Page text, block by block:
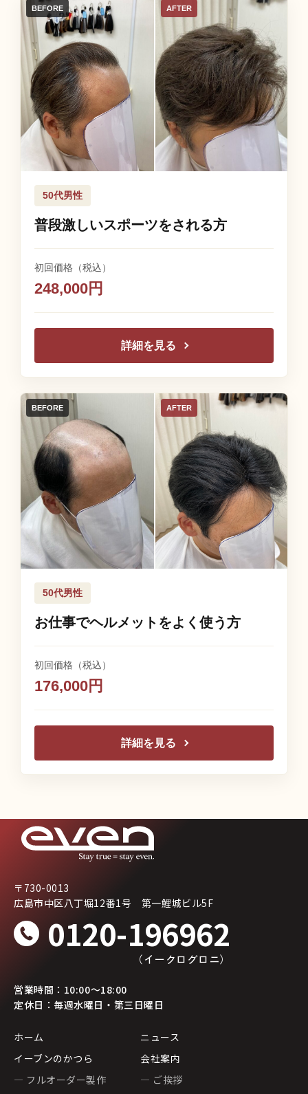
BEFORE AFTER
50代男性
普段激しいスポーツをされる方
初回価格（税込）
248,000円
詳細を見る
BEFORE AFTER
50代男性
お仕事でヘルメットをよく使う方
初回価格（税込）
176,000円
詳細を見る
〒730-0013
広島市中区八丁堀12番1号 第一鯉城ビル5F
0120-196962
（イークログロニ）
営業時間：10:00〜18:00
定休日：毎週水曜日・第三日曜日
ホーム
イーブンのかつら
— フルオーダー製作
ニュース
会社案内
— ご挨拶